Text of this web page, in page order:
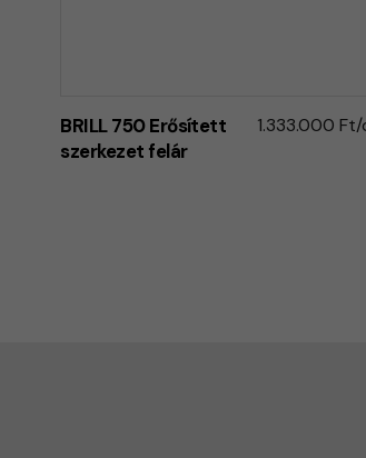
BRILL 750 Erősített
szerkezet felár
1.333.000